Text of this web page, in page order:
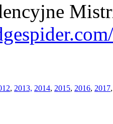
, 2013, 2014, 2015, 2016, 2017